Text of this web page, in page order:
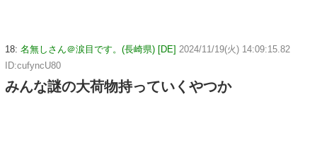
18: 名無しさん＠涙目です。(長崎県) [DE] 2024/11/19(火) 14:09:15.82
ID:cufyncU80
みんな謎の大荷物持っていくやつか